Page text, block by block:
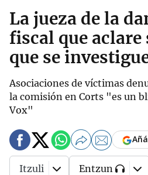
La jueza de la
fiscal que
que se
Asociaciones de víctimas
la comisión en Corts "es un
Vox"
Itzuli Entzun